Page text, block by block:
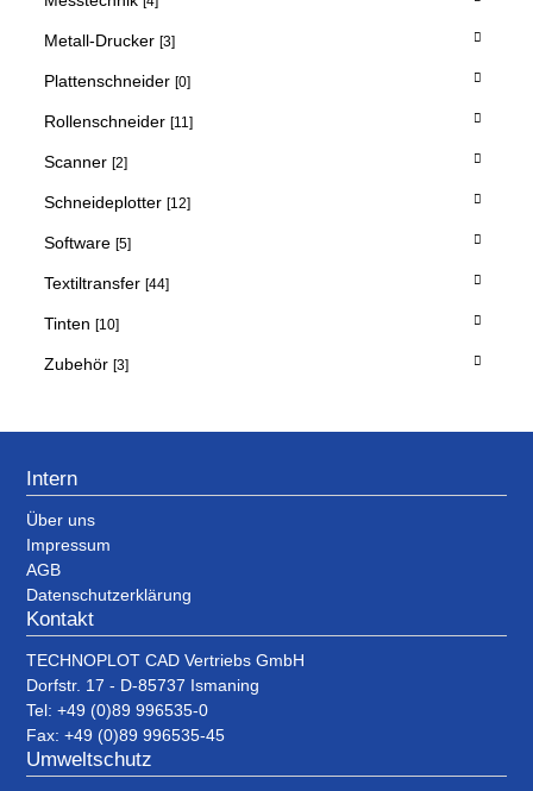
Metall-Drucker [3]
Plattenschneider [0]
Rollenschneider [11]
Scanner [2]
Schneideplotter [12]
Software [5]
Textiltransfer [44]
Tinten [10]
Zubehör [3]
Intern
Über uns
Impressum
AGB
Datenschutzerklärung
Kontakt
TECHNOPLOT CAD Vertriebs GmbH
Dorfstr. 17 - D-85737 Ismaning
Tel: +49 (0)89 996535-0
Fax: +49 (0)89 996535-45
Umweltschutz